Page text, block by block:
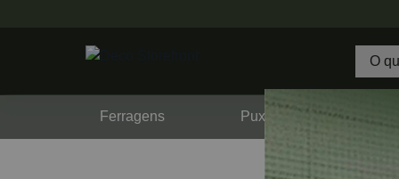
Ferragens Puxadores